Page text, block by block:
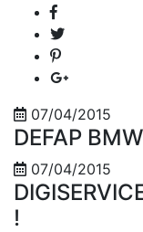
07/04/2015
DEFAP
07/04/2015
!